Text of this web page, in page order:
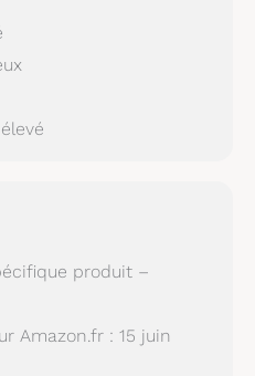
produit –
Amazon.fr : 15 juin